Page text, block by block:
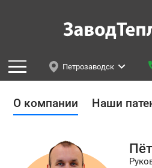
Петрозаводск
О компании Наши